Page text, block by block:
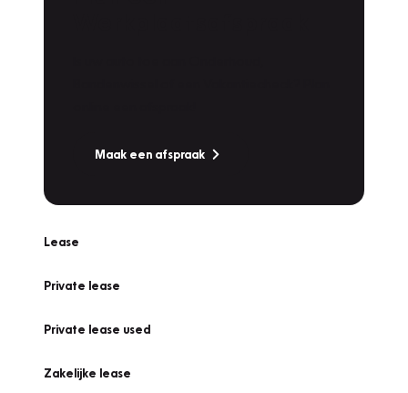
Maak een afspraak
Lease
Private lease
Private lease used
Zakelijke lease